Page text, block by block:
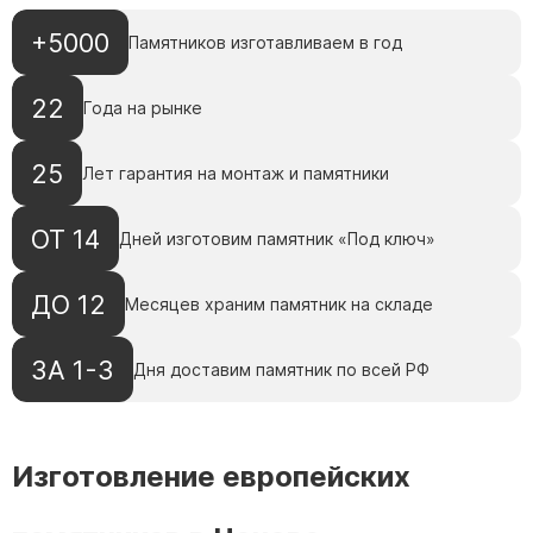
+5000 Памятников изготавливаем в год
22 Года на рынке
25 Лет гарантия на монтаж и памятники
ОТ 14 Дней изготовим памятник «Под ключ»
ДО 12 Месяцев храним памятник на складе
ЗА 1-3 Дня доставим памятник по всей РФ
Изготовление европейских